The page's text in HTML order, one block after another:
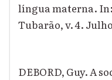
língua materna.
Tubarão, v. 4.
DEBORD, Guy. A